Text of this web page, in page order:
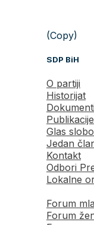
(Copy)
SDP BiH
O partiji
Historijat
Dokumenti
Publikacije
Glas
Jedan
Kontakt
Odbori
Lokalne
Forum
Forum